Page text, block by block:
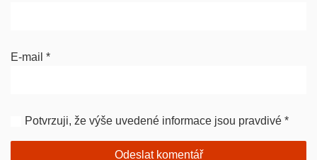
E-mail *
Potvrzuji, že výše uvedené informace jsou pravdivé *